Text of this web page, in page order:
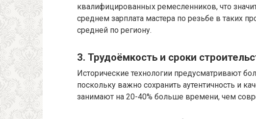
квалифицированных ремесленников, что
среднем зарплата мастера по резьбе в таких
средней по региону.
3. Трудоёмкость и сроки
Исторические технологии предусматривают
поскольку важно сохранить аутентичность и
занимают на 20-40% больше времени, чем